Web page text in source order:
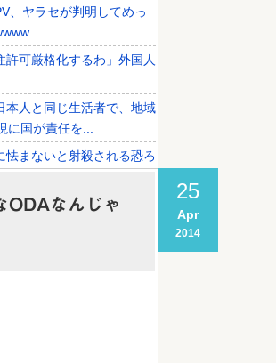
に韓国人が衝撃...
、ヤラセが判明してめっ
許可厳格化するわ」外国人
本人と同じ生活者で、地域
国が責任を...
怯まないと射殺される恐ろ
見ない』って言う奴おか
25
Apr
2014
ODAなんじゃ